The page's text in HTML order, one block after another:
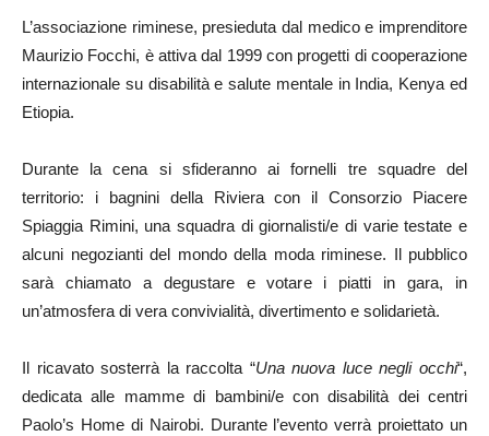
L’associazione riminese, presieduta dal medico e imprenditore
Maurizio Focchi, è attiva dal 1999 con progetti di cooperazione
internazionale su disabilità e salute mentale in India, Kenya ed
Etiopia.
Durante la cena si sfideranno ai fornelli tre squadre del
territorio: i bagnini della Riviera con il Consorzio Piacere
Spiaggia Rimini, una squadra di giornalisti/e di varie testate e
alcuni negozianti del mondo della moda riminese. Il pubblico
sarà chiamato a degustare e votare i piatti in gara, in
un’atmosfera di vera convivialità, divertimento e solidarietà.
Il ricavato sosterrà la raccolta “Una nuova luce negli occhi“,
dedicata alle mamme di bambini/e con disabilità dei centri
Paolo’s Home di Nairobi. Durante l’evento verrà proiettato un